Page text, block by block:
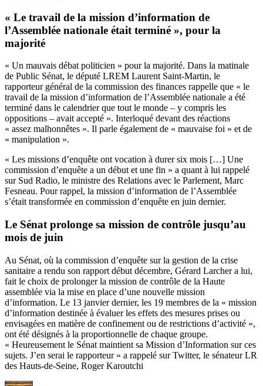
« Le travail de la mission d’information de
l’Assemblée nationale était terminé », pour la
majorité
« Un mauvais débat politicien » pour la majorité. Dans la matinale
de Public Sénat, le député LREM Laurent Saint-Martin, le
rapporteur général de la commission des finances rappelle que « le
travail de la mission d’information de l’Assemblée nationale a été
terminé dans le calendrier que tout le monde – y compris les
oppositions – avait accepté ». Interloqué devant des réactions
« assez malhonnêtes ». Il parle également de « mauvaise foi » et de
« manipulation ».
« Les missions d’enquête ont vocation à durer six mois […] Une
commission d’enquête a un début et une fin » a quant à lui rappelé
sur Sud Radio, le ministre des Relations avec le Parlement, Marc
Fesneau. Pour rappel, la mission d’information de l’Assemblée
s’était transformée en commission d’enquête en juin dernier.
Le Sénat prolonge sa mission de contrôle jusqu’au
mois de juin
Au Sénat, où la commission d’enquête sur la gestion de la crise
sanitaire a rendu son rapport début décembre, Gérard Larcher a lui,
fait le choix de prolonger la mission de contrôle de la Haute
assemblée via la mise en place d’une nouvelle mission
d’information. Le 13 janvier dernier, les 19 membres de la « mission
d’information destinée à évaluer les effets des mesures prises ou
envisagées en matière de confinement ou de restrictions d’activité »,
ont été désignés à la proportionnelle de chaque groupe.
« Heureusement le Sénat maintient sa Mission d’Information sur ces
sujets. J’en serai le rapporteur » a rappelé sur Twitter, le sénateur LR
des Hauts-de-Seine, Roger Karoutchi